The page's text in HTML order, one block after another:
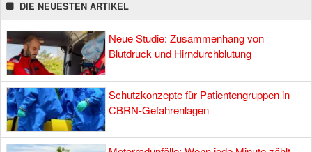
DIE NEUESTEN ARTIKEL
Neue Studie: Zusammenhang von
Blutdruck und Hirndurchblutung
Schutzkonzepte für Patientengruppen in
CBRN-Gefahrenlagen